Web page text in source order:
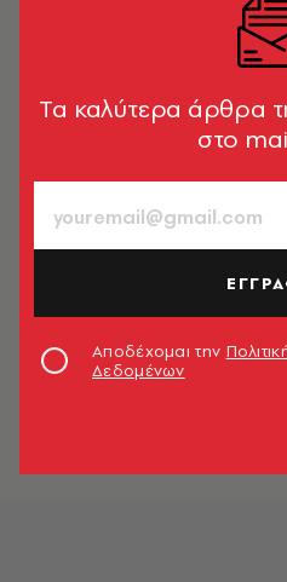
ΟΛΑ ΤΑ ΑΡΘΡΑ
H «A.V.»
Kαίτη Nτάλη
ΜΟΥΣΙΚΗ
Dammi
Tα καλύτερα άρθρα
στο
Αποδέχομαι την
Δεδομένων